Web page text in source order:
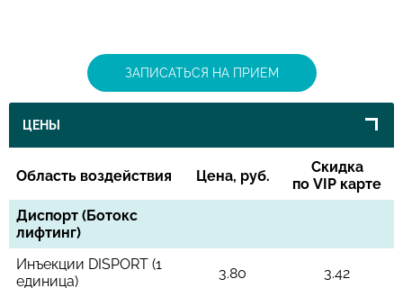
ЗАПИСАТЬСЯ НА ПРИЕМ
ЦЕНЫ
Область воздействия Цена, руб.
Скидка
по VIP карте
Диспорт (Ботокс
лифтинг)
Инъекции DISPORT (1
единица)
3.80 3.42